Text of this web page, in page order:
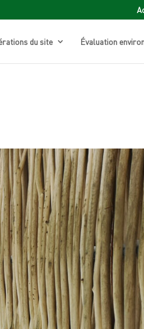
du site Évaluation